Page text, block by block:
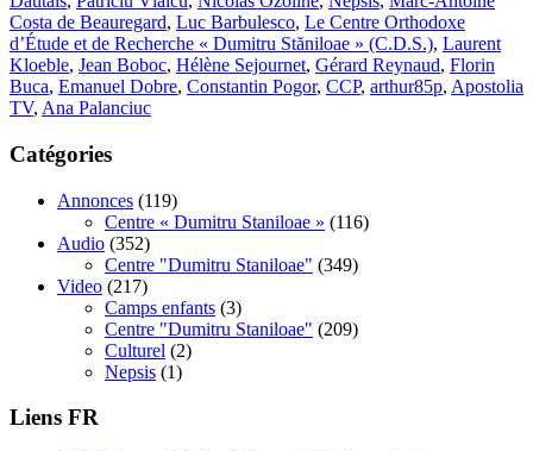
Costa de Beauregard, Luc Barbulesco, Le Centre Orthodoxe
d’Étude et de Recherche « Dumitru Stăniloae » (C.D.S.), Laurent
Kloeble, Jean Boboc, Hélène Sejournet, Gérard Reynaud, Florin
Buca, Emanuel Dobre, Constantin Pogor, CCP, arthur85p, Apostolia
TV, Ana Palanciuc
Catégories
Annonces (119)
Centre « Dumitru Staniloae » (116)
Audio (352)
Centre "Dumitru Staniloae" (349)
Video (217)
Camps enfants (3)
Centre "Dumitru Staniloae" (209)
Culturel (2)
Nepsis (1)
Liens FR